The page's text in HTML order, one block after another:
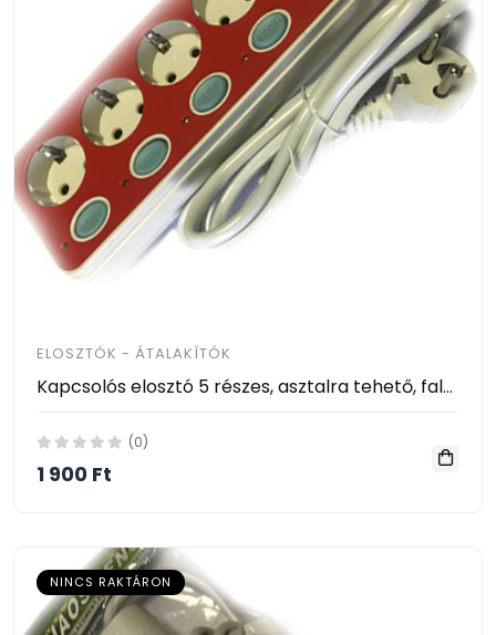
ELOSZTÓK - ÁTALAKÍTÓK
Kapcsolós elosztó 5 részes, asztalra tehető, falra akasztható No: 835 , 16A/ 250V
(0)
1 900 Ft
NINCS RAKTÁRON